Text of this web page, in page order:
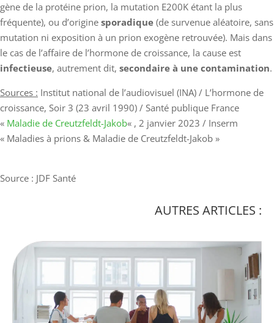
gène de la protéine prion, la mutation E200K étant la plus
fréquente), ou d’origine sporadique (de survenue aléatoire, sans
mutation ni exposition à un prion exogène retrouvée). Mais dans
le cas de l’affaire de l’hormone de croissance, la cause est
infectieuse, autrement dit, secondaire à une contamination.
Sources : Institut national de l’audiovisuel (INA) / L’hormone de
croissance, Soir 3 (23 avril 1990) / Santé publique France
« Maladie de Creutzfeldt-Jakob« , 2 janvier 2023 / Inserm
« Maladies à prions & Maladie de Creutzfeldt-Jakob »
Source : JDF Santé
AUTRES ARTICLES :